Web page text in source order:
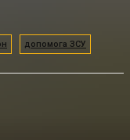
допомога ЗСУ